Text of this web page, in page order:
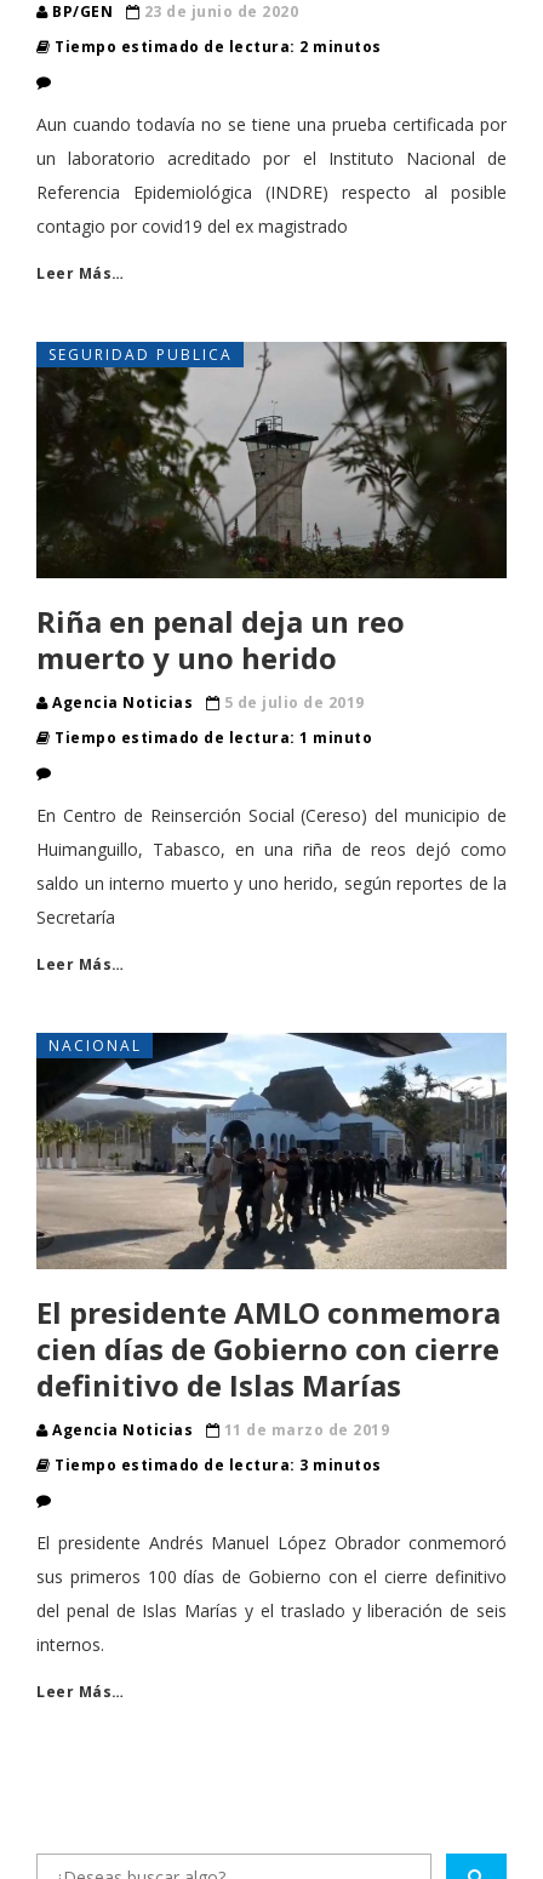
BP/GEN
23 de junio de 2020
Tiempo estimado de lectura: 2 minutos
Aun cuando todavía no se tiene una prueba certificada por
un laboratorio acreditado por el Instituto Nacional de
Referencia Epidemiológica (INDRE) respecto al posible
contagio por covid19 del ex magistrado
Leer Más…
SEGURIDAD PUBLICA
Riña en penal deja un reo
muerto y uno herido
Agencia Noticias
5 de julio de 2019
Tiempo estimado de lectura: 1 minuto
En Centro de Reinserción Social (Cereso) del municipio de
Huimanguillo, Tabasco, en una riña de reos dejó como
saldo un interno muerto y uno herido, según reportes de la
Secretaría
Leer Más…
NACIONAL
El presidente AMLO conmemora
cien días de Gobierno con cierre
definitivo de Islas Marías
Agencia Noticias
11 de marzo de 2019
Tiempo estimado de lectura: 3 minutos
El presidente Andrés Manuel López Obrador conmemoró
sus primeros 100 días de Gobierno con el cierre definitivo
del penal de Islas Marías y el traslado y liberación de seis
internos.
Leer Más…